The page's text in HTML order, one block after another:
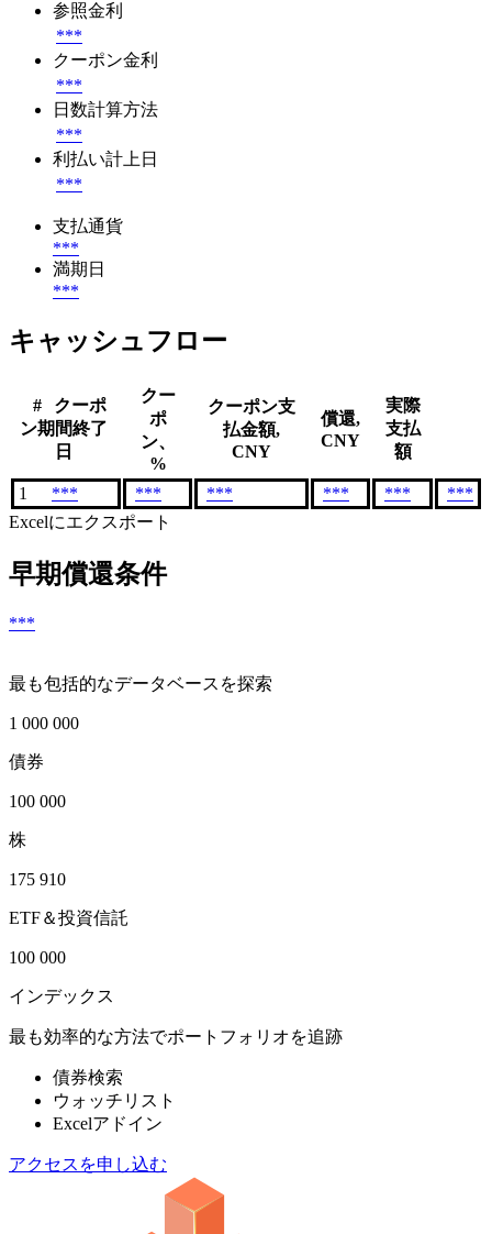
参照金利
***
クーポン金利
***
日数計算方法
***
利払い計上日
***
支払通貨
***
満期日
***
キャッシュフロー
#
クーポ
ン期間終了
日
クー
ポ
ン、
%
クーポン支
払金額,
CNY
償還,
CNY
実際
支払
額
1 *** *** *** *** ***
***
Excelにエクスポート
早期償還条件
***
最も包括的なデータベースを探索
1 000 000
債券
100 000
株
175 910
ETF＆投資信託
100 000
インデックス
最も効率的な方法でポートフォリオを追跡
債券検索
ウォッチリスト
Excelアドイン
アクセスを申し込む